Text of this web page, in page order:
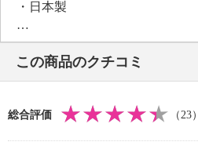
・日本製
※パッケージ表示は「０８」
この商品のクチコミ
総合評価 （23）